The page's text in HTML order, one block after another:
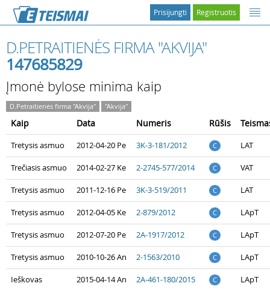
Registruotis
Prisijungti
D.PETRAITIENĖS FIRMA "AKVIJA"
147685829
Įmonė bylose minima kaip
D.Petraitienės firma "Akvija" "Akvija"
Kaip Data Numeris Rūšis
Tretysis asmuo 2012-04-20 Pe 3K-3-181/2012 C LAT
Trečiasis asmuo 2014-02-27 Ke 2-2745-577/2014 C VAT
Tretysis asmuo 2011-12-16 Pe 3K-3-519/2011 C LAT
Tretysis asmuo 2012-04-05 Ke 2-879/2012 C LApT
Tretysis asmuo 2012-07-20 Pe 2A-1917/2012 C LApT
Tretysis asmuo 2010-10-26 An 2-1563/2010 C LApT
Ieškovas 2015-04-14 An 2A-461-180/2015 C LApT